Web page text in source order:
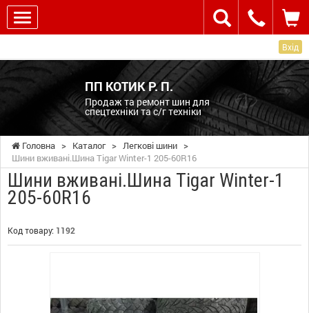
Вхід
ПП КОТИК Р. П.
Продаж та ремонт шин для
спецтехніки та с/г техніки
Головна > Каталог > Легкові шини >
Шини вживані.Шина Tigar Winter-1 205-60R16
Шини вживані.Шина Tigar Winter-1
205-60R16
Код товару: 1192